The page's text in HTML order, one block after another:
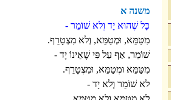
משנה א
כָּל שֶׁהוּא יָד וְלא שׁוֹמֵר -
מִטַּמֵּא, וּמְטַמֵּא, וְלא מִצְטָרֵף.
שׁוֹמֵר, אַף עַל פִּי שֶׁאֵינוֹ יָד -
מִטַּמֵּא וּמְטַמֵּא, וּמִצְטָרֵף.
לא שׁוֹמֵר וְלא יָד -